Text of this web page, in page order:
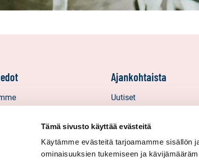
Tämä sivusto käyttää evästeitä
Käytämme evästeitä tarjoamamme sisällön
ominaisuuksien tukemiseen ja
Ajankohtaista
Uutiset
Asiakastarinat
Uratarinat
Sp-Kodin uutiskirjeet